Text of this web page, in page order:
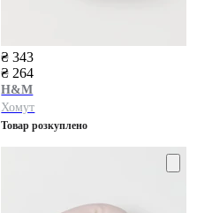
₴ 343
₴ 264
H&M
Хомут
Товар розкуплено